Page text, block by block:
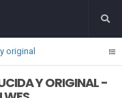
original
Y ORIGINAL -